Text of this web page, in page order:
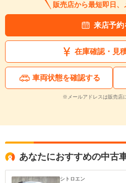
販売店から最短即日、
来店予約
在庫確認・見
車両状態を確認する
※メールアドレスは販売店
あなたにおすすめの中古
シトロエン